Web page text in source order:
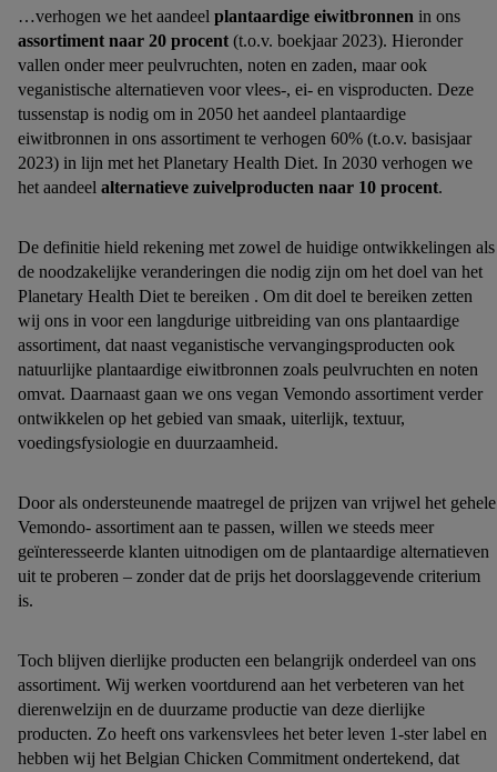
…verhogen we het aandeel plantaardige eiwitbronnen in ons
assortiment naar 20 procent (t.o.v. boekjaar 2023). Hieronder
vallen onder meer peulvruchten, noten en zaden, maar ook
veganistische alternatieven voor vlees-, ei- en visproducten. Deze
tussenstap is nodig om in 2050 het aandeel plantaardige
eiwitbronnen in ons assortiment te verhogen 60% (t.o.v. basisjaar
2023) in lijn met het Planetary Health Diet. In 2030 verhogen we
het aandeel alternatieve zuivelproducten naar 10 procent.
De definitie hield rekening met zowel de huidige ontwikkelingen als
de noodzakelijke veranderingen die nodig zijn om het doel van het
Planetary Health Diet te bereiken . Om dit doel te bereiken zetten
wij ons in voor een langdurige uitbreiding van ons plantaardige
assortiment, dat naast veganistische vervangingsproducten ook
natuurlijke plantaardige eiwitbronnen zoals peulvruchten en noten
omvat. Daarnaast gaan we ons vegan Vemondo assortiment verder
ontwikkelen op het gebied van smaak, uiterlijk, textuur,
voedingsfysiologie en duurzaamheid.
Door als ondersteunende maatregel de prijzen van vrijwel het gehele
Vemondo- assortiment aan te passen, willen we steeds meer
geïnteresseerde klanten uitnodigen om de plantaardige alternatieven
uit te proberen – zonder dat de prijs het doorslaggevende criterium
is.​
Toch blijven dierlijke producten een belangrijk onderdeel van ons
assortiment. Wij werken voortdurend aan het verbeteren van het
dierenwelzijn en de duurzame productie van deze dierlijke
producten. Zo heeft ons varkensvlees het beter leven 1-ster label en
hebben wij het Belgian Chicken Commitment ondertekend, dat